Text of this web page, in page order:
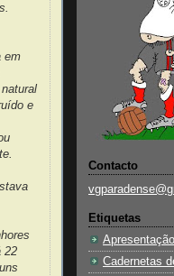
em
e
22
Contacto
Etiquetas
Apresentação
Cadernetas